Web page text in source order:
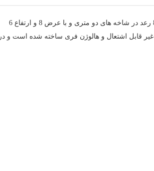
لیست قیمت داکت شیاردار رعد : داکت شیاردار 60*80 رعد در شاخه های دو متری و با عرض 8 و ارتفاع 6
سانتی متر عرضه می شود. این محصول از مواد PVC غیر قابل اشتعال و هالوژن فری ساخته شده است و در